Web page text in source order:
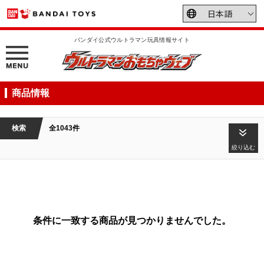
バンダイ公式ウルトラマン玩具情報サイト
商品情報
検索 全1043件
絞り込む
条件に一致する商品が見つかりませんでした。